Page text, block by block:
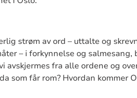
strøm av ord – uttalte og
– i forkynnelse og
avskjermes fra alle ordene og
som får rom? Hvordan kommer